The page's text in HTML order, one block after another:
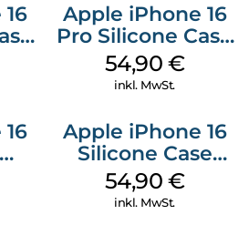
Apple iPhone 16
Pro Silicone Case
MagSafe Black
54,90 €
inkl. MwSt.
Apple iPhone 16
Silicone Case
MagSafe Black
54,90 €
inkl. MwSt.